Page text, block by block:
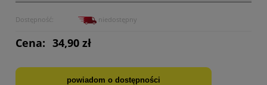
Dostępność: niedostępny
Cena: 34,90 zł
powiadom o dostępności